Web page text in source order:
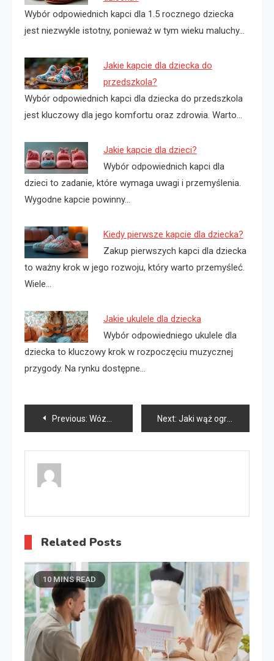
Wybór odpowiednich kapci dla 1.5 rocznego dziecka
jest niezwykle istotny, ponieważ w tym wieku maluchy…
Jakie kapcie dla dziecka do
przedszkola?
Wybór odpowiednich kapci dla dziecka do przedszkola
jest kluczowy dla jego komfortu oraz zdrowia. Warto…
Jakie kapcie dla dzieci?
Wybór odpowiednich kapci dla
dzieci to zadanie, które wymaga uwagi i przemyślenia.
Wygodne kapcie powinny…
Kiedy pierwsze kapcie dla dziecka?
Zakup pierwszych kapci dla dziecka
to ważny krok w jego rozwoju, który warto przemyśleć.
Wiele…
Jakie ukulele dla dziecka
Wybór odpowiedniego ukulele dla
dziecka to kluczowy krok w rozpoczęciu muzycznej
przygody. Na rynku dostępne…
Nawigacja
wpisu
Previous: Wózek na wąż ogrodowy jaki? Next: Jaki wąż ogrodowy 1/2 czy 3/4?
Related Posts
10 MINS READ